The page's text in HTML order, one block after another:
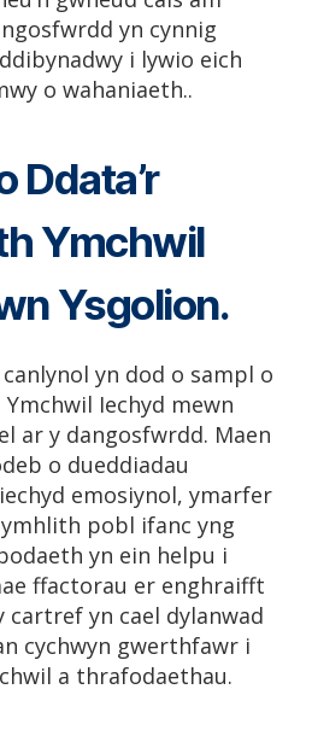
yn cynnig
i lywio eich
o wahaniaeth..
Ddata’r
Ymchwil
Ysgolion.
canlynol yn dod o sampl o
Iechyd mewn
ar y dangosfwrdd. Maen
o dueddiadau
emosiynol, ymarfer
pobl ifanc yng
yn ein helpu i
ffactorau er enghraifft
cartref yn cael dylanwad
cychwyn gwerthfawr i
a thrafodaethau.